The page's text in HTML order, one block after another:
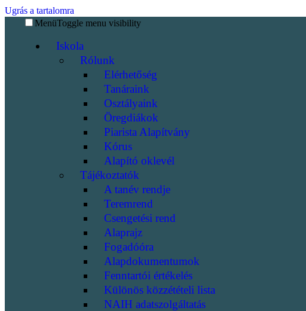
Ugrás a tartalomra
MenüToggle menu visibility
Iskola
Rólunk
Elérhetőség
Tanáraink
Osztályaink
Öregdiákok
Piarista Alapítvány
Kórus
Alapító oklevél
Tájékoztatók
A tanév rendje
Teremrend
Csengetési rend
Alaprajz
Fogadóóra
Alapdokumentumok
Fenntartói értékelés
Különös közzétételi lista
NAIH adatszolgáltatás